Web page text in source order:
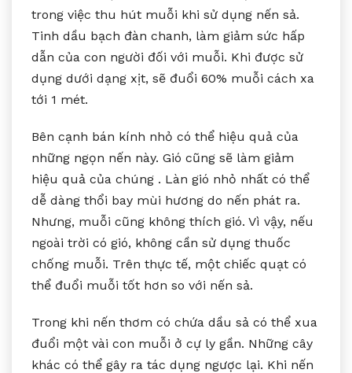
trong việc thu hút muỗi khi sử dụng nến sả.
Tinh dầu bạch đàn chanh, làm giảm sức hấp
dẫn của con người đối với muỗi. Khi được sử
dụng dưới dạng xịt, sẽ đuổi 60% muỗi cách xa
tới 1 mét.
Bên cạnh bán kính nhỏ có thể hiệu quả của
những ngọn nến này. Gió cũng sẽ làm giảm
hiệu quả của chúng . Làn gió nhỏ nhất có thể
dễ dàng thổi bay mùi hương do nến phát ra.
Nhưng, muỗi cũng không thích gió. Vì vậy, nếu
ngoài trời có gió, không cần sử dụng thuốc
chống muỗi. Trên thực tế, một chiếc quạt có
thể đuổi muỗi tốt hơn so với nến sả.
Trong khi nến thơm có chứa dầu sả có thể xua
đuổi một vài con muỗi ở cự ly gần. Những cây
khác có thể gây ra tác dụng ngược lại. Khi nến